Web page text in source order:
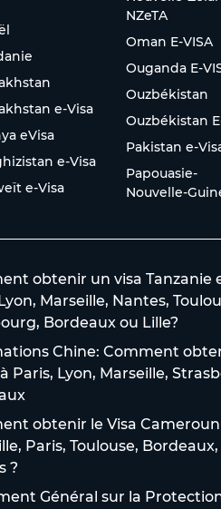
e-Visa
eVisa
e-Visa
e-Visa
NZeTA
Oman E-VISA
Ouganda E-
Ouzbékistan
Ouzbékistan
Pakistan e-
Papouasie-
Nouvelle-
obtenir un visa Tanzanie
Marseille, Nantes,
Bordeaux ou Lille?
Chine: Comment
Paris, Lyon, Marseille,
obtenir le Visa Cameroun
Paris, Toulouse, Bordeaux,
?
Général sur la